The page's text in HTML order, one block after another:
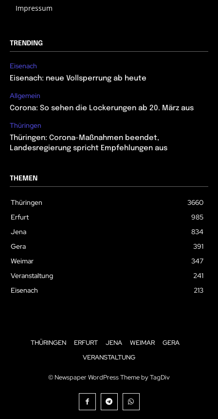
Impressum
TRENDING
Eisenach
Eisenach: neue Vollsperrung ab heute
Allgemein
Corona: So sehen die Lockerungen ab 20. März aus
Thüringen
Thüringen: Corona-Maßnahmen beendet,
Landesregierung spricht Empfehlungen aus
THEMEN
Thüringen
3660
Erfurt
985
Jena
834
Gera
391
Weimar
347
Veranstaltung
241
Eisenach
213
THÜRINGEN ERFURT JENA WEIMAR
GERA
VERANSTALTUNG
© Newspaper WordPress Theme by TagDiv